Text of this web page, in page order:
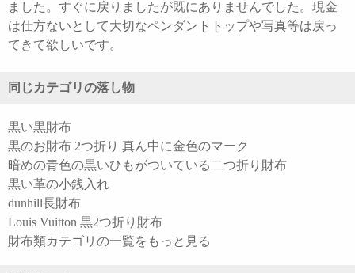
ました。すぐに戻りましたが既にありませんでした。現金
は仕方ないとして大切なペンダントトップや写真等は戻っ
てきて欲しいです。
同じカテゴリの落し物
黒い黒財布
黒のお財布 2つ折り 真ん中に金色のマーク
暗めの青色の黒いひもがついている二つ折り財布
黒い革の小銭入れ
dunhill長財布
Louis Vuitton 黒2つ折り財布
財布類カテゴリの一覧をもっと見る